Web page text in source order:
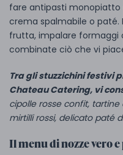
fare antipasti monopiatto
crema spalmabile o paté.
frutta, impalare formaggi
combinate ciò che vi
Tra gli stuzzichini festivi
Chateau Catering, vi
cipolle rosse confit,
mirtilli rossi, delicato paté
Il menu di nozze vero